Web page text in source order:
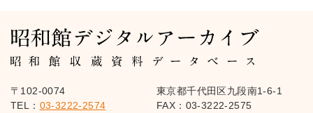
〒102-0074
東京都千代田区九段南1-6-1
TEL： 03-3222-2574 FAX：03-3222-2575